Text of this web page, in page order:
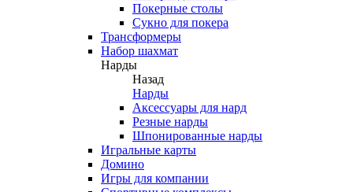
Покерные столы
Сукно для покера
Трансформеры
Набор шахмат
Нарды
Назад
Нарды
Аксессуары для нард
Резные нарды
Шпонированные нарды
Игральные карты
Домино
Игры для компании